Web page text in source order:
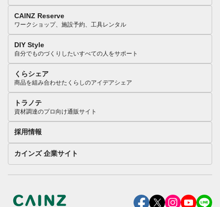
CAINZ Reserve
ワークショップ、施設予約、工具レンタル
DIY Style
自分でものづくりしたいすべての人をサポート
くらシェア
商品を組み合わせたくらしのアイデアシェア
トラノテ
資材調達のプロ向け通販サイト
採用情報
カインズ 企業サイト